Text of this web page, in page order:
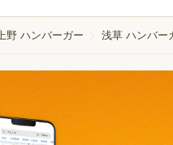
上野 ハンバーガー 浅草 ハンバー